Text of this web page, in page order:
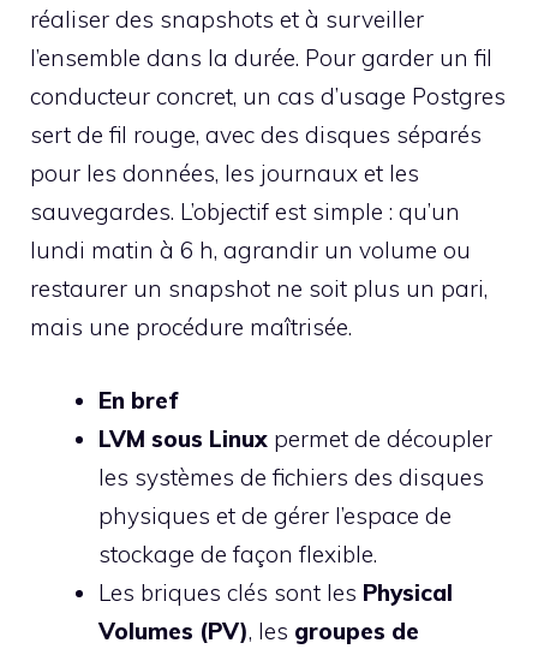
réaliser des snapshots et à surveiller
l’ensemble dans la durée. Pour garder un fil
conducteur concret, un cas d’usage Postgres
sert de fil rouge, avec des disques séparés
pour les données, les journaux et les
sauvegardes. L’objectif est simple : qu’un
lundi matin à 6 h, agrandir un volume ou
restaurer un snapshot ne soit plus un pari,
mais une procédure maîtrisée.
En bref
LVM sous Linux permet de découpler
les systèmes de fichiers des disques
physiques et de gérer l’espace de
stockage de façon flexible.
Les briques clés sont les Physical
Volumes (PV), les groupes de